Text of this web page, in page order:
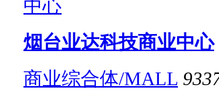
烟台业达科技商业中心
商业综合体/MALL